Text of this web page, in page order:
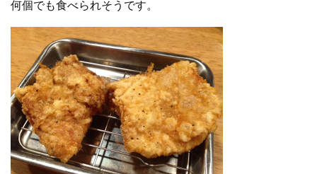
何個でも食べられそうです。